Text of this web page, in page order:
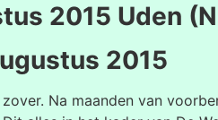
2015 Uden
2015
Na maanden van